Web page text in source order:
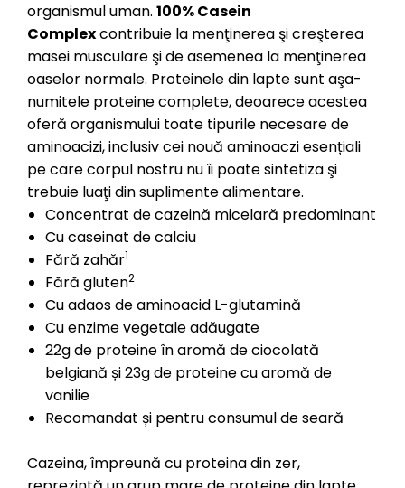
organismul uman. 100% Casein
Complexcontribuie la menţinerea şi creşterea
masei musculare şi de asemenea la menţinerea
oaselor normale. Proteinele din lapte sunt aşa-
numitele proteine complete, deoarece acestea
oferă organismului toate tipurile necesare de
aminoacizi, inclusiv cei nouă aminoaczi esențiali
pe care corpul nostru nu îi poate sintetiza şi
trebuie luaţi din suplimente alimentare.
Concentrat de cazeină micelară predominant
Cu caseinat de calciu
Fără zahăr1
Fără gluten2
Cu adaos de aminoacid L-glutamină
Cu enzime vegetale adăugate
22g de proteine în aromă de ciocolată
belgiană și 23g de proteine cu aromă de
vanilie
Recomandat și pentru consumul de seară
Cazeina, împreună cu proteina din zer,